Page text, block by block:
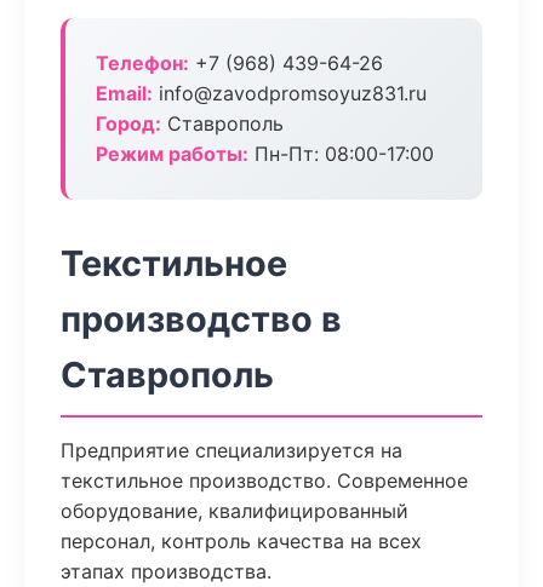
Телефон: +7 (968) 439-64-26
Email: info@zavodpromsoyuz831.ru
Город: Ставрополь
Режим работы: Пн-Пт: 08:00-17:00
Текстильное
производство в
Ставрополь
Предприятие специализируется на
текстильное производство. Современное
оборудование, квалифицированный
персонал, контроль качества на всех
этапах производства.